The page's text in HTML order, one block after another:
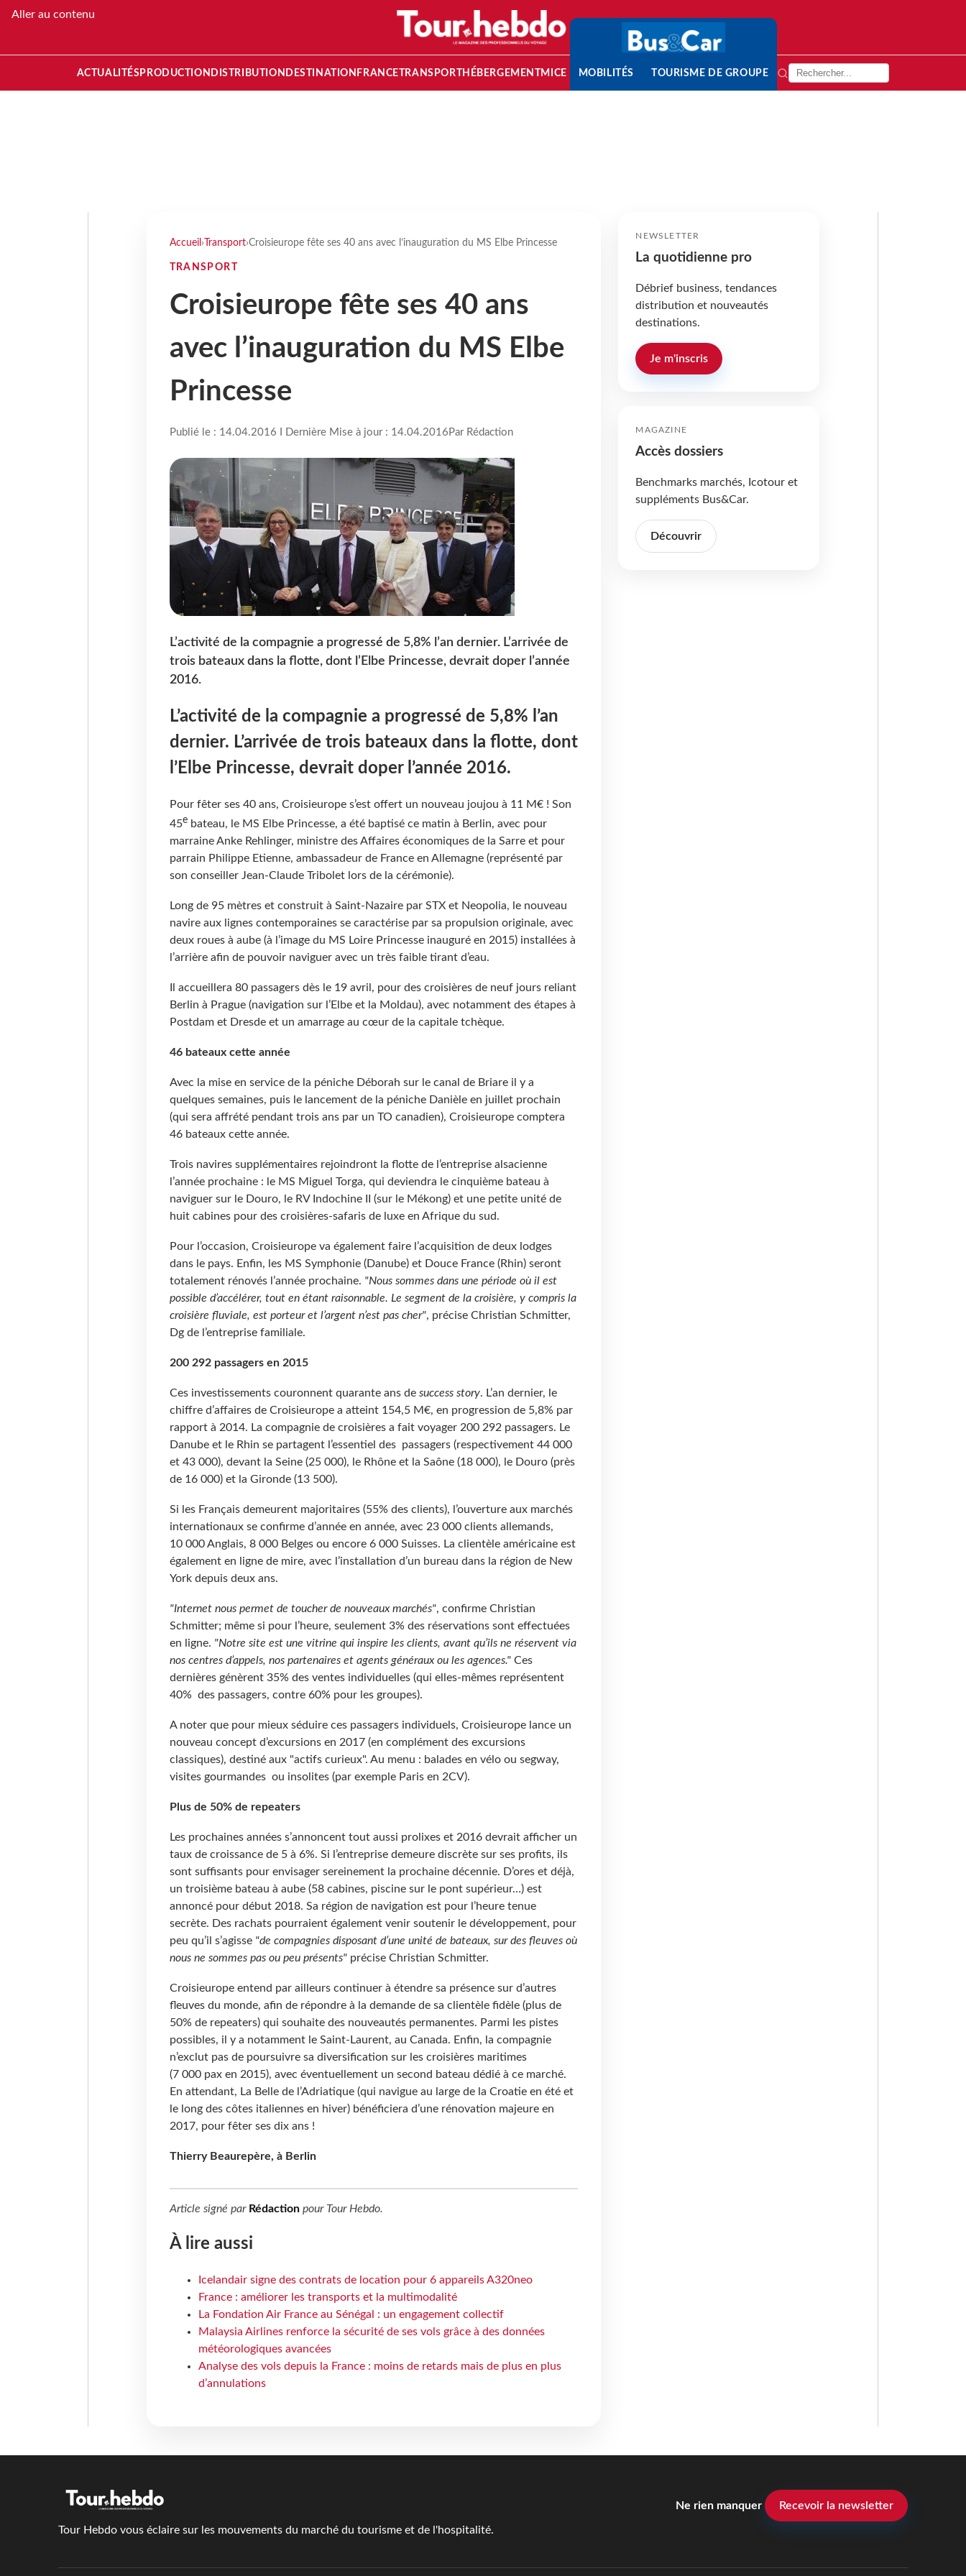
Aller au contenu
ACTUALITÉS PRODUCTION DISTRIBUTION DESTINATION FRANCETRANSPORT HÉBERGEMENTMICE MOBILITÉS TOURISME DE GROUPE
Accueil › Transport›Croisieurope fête ses 40 ans avec l’inauguration du MS Elbe Princesse
TRANSPORT
Croisieurope fête ses 40 ans
avec l’inauguration du MS Elbe
Princesse
Publié le : 14.04.2016 I Dernière Mise à jour : 14.04.2016 Par Rédaction
L’activité de la compagnie a progressé de 5,8% l’an dernier. L’arrivée de
trois bateaux dans la flotte, dont l’Elbe Princesse, devrait doper l’année
2016.
L’activité de la compagnie a progressé de 5,8% l’an
dernier. L’arrivée de trois bateaux dans la flotte, dont
l’Elbe Princesse, devrait doper l’année 2016.
Pour fêter ses 40 ans, Croisieurope s’est offert un nouveau joujou à 11 M€ ! Son
45ebateau, le MS Elbe Princesse, a été baptisé ce matin à Berlin, avec pour
marraine Anke Rehlinger, ministre des Affaires économiques de la Sarre et pour
parrain Philippe Etienne, ambassadeur de France en Allemagne (représenté par
son conseiller Jean-Claude Tribolet lors de la cérémonie).
Long de 95 mètres et construit à Saint-Nazaire par STX et Neopolia, le nouveau
navire aux lignes contemporaines se caractérise par sa propulsion originale, avec
deux roues à aube (à l’image du MS Loire Princesse inauguré en 2015) installées à
l’arrière afin de pouvoir naviguer avec un très faible tirant d’eau.
Il accueillera 80 passagers dès le 19 avril, pour des croisières de neuf jours reliant
Berlin à Prague (navigation sur l’Elbe et la Moldau), avec notamment des étapes à
Postdam et Dresde et un amarrage au cœur de la capitale tchèque.
46 bateaux cette année
Avec la mise en service de la péniche Déborah sur le canal de Briare il y a
quelques semaines, puis le lancement de la péniche Danièle en juillet prochain
(qui sera affrété pendant trois ans par un TO canadien), Croisieurope comptera
46 bateaux cette année.
Trois navires supplémentaires rejoindront la flotte de l’entreprise alsacienne
l’année prochaine : le MS Miguel Torga, qui deviendra le cinquième bateau à
naviguer sur le Douro, le RV Indochine II (sur le Mékong) et une petite unité de
huit cabines pour des croisières-safaris de luxe en Afrique du sud.
Pour l’occasion, Croisieurope va également faire l’acquisition de deux lodges
dans le pays. Enfin, les MS Symphonie (Danube) et Douce France (Rhin) seront
totalement rénovés l’année prochaine. "Nous sommes dans une période où il est
possible d’accélérer, tout en étant raisonnable. Le segment de la croisière, y compris la
croisière fluviale, est porteur et l’argent n’est pas cher", précise Christian Schmitter,
Dg de l’entreprise familiale.
200 292 passagers en 2015
Ces investissements couronnent quarante ans de success story. L’an dernier, le
chiffre d’affaires de Croisieurope a atteint 154,5 M€, en progression de 5,8% par
rapport à 2014. La compagnie de croisières a fait voyager 200 292 passagers. Le
Danube et le Rhin se partagent l’essentiel des passagers (respectivement 44 000
et 43 000), devant la Seine (25 000), le Rhône et la Saône (18 000), le Douro (près
de 16 000) et la Gironde (13 500).
Si les Français demeurent majoritaires (55% des clients), l’ouverture aux marchés
internationaux se confirme d’année en année, avec 23 000 clients allemands,
10 000 Anglais, 8 000 Belges ou encore 6 000 Suisses. La clientèle américaine est
également en ligne de mire, avec l’installation d’un bureau dans la région de New
York depuis deux ans.
"Internet nous permet de toucher de nouveaux marchés", confirme Christian
Schmitter; même si pour l’heure, seulement 3% des réservations sont effectuées
en ligne. "Notre site est une vitrine qui inspire les clients, avant qu’ils ne réservent via
nos centres d’appels, nos partenaires et agents généraux ou les agences."Ces
dernières génèrent 35% des ventes individuelles (qui elles-mêmes représentent
40% des passagers, contre 60% pour les groupes).
A noter que pour mieux séduire ces passagers individuels, Croisieurope lance un
nouveau concept d’excursions en 2017 (en complément des excursions
classiques), destiné aux "actifs curieux". Au menu : balades en vélo ou segway,
visites gourmandes ou insolites (par exemple Paris en 2CV).
Plus de 50% de repeaters
Les prochaines années s’annoncent tout aussi prolixes et 2016 devrait afficher un
taux de croissance de 5 à 6%. Si l’entreprise demeure discrète sur ses profits, ils
sont suffisants pour envisager sereinement la prochaine décennie. D’ores et déjà,
un troisième bateau à aube (58 cabines, piscine sur le pont supérieur…) est
annoncé pour début 2018. Sa région de navigation est pour l’heure tenue
secrète. Des rachats pourraient également venir soutenir le développement, pour
peu qu’il s’agisse "de compagnies disposant d’une unité de bateaux, sur des fleuves où
nous ne sommes pas ou peu présents"précise Christian Schmitter.
Croisieurope entend par ailleurs continuer à étendre sa présence sur d’autres
fleuves du monde, afin de répondre à la demande de sa clientèle fidèle (plus de
50% de repeaters) qui souhaite des nouveautés permanentes. Parmi les pistes
possibles, il y a notamment le Saint-Laurent, au Canada. Enfin, la compagnie
n’exclut pas de poursuivre sa diversification sur les croisières maritimes
(7 000 pax en 2015), avec éventuellement un second bateau dédié à ce marché.
En attendant, La Belle de l’Adriatique (qui navigue au large de la Croatie en été et
le long des côtes italiennes en hiver) bénéficiera d’une rénovation majeure en
2017, pour fêter ses dix ans !
Thierry Beaurepère, à Berlin
Article signé par Rédactionpour Tour Hebdo.
À lire aussi
Icelandair signe des contrats de location pour 6 appareils A320neo
France : améliorer les transports et la multimodalité
La Fondation Air France au Sénégal : un engagement collectif
Malaysia Airlines renforce la sécurité de ses vols grâce à des données
météorologiques avancées
Analyse des vols depuis la France : moins de retards mais de plus en plus
d’annulations
NEWSLETTER
La quotidienne pro
Débrief business, tendances
distribution et nouveautés
destinations.
Je m'inscris
MAGAZINE
Accès dossiers
Benchmarks marchés, Icotour et
suppléments Bus&Car.
Découvrir
Tour Hebdo vous éclaire sur les mouvements du marché du tourisme et de l'hospitalité.
Ne rien manquer Recevoir la newsletter